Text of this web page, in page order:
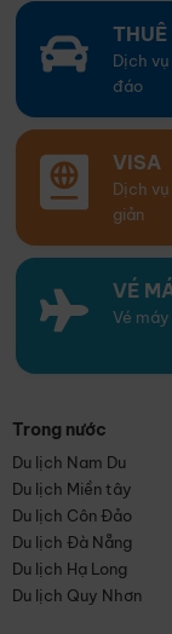
THUÊ
Dịch
đáo
VISA
Dịch
giản
VÉ
Vé
Trong nước
Du lịch Nam Du
Du lịch Miền tây
Du lịch Côn Đảo
Du lịch Đà Nẵng
Du lịch Hạ Long
Du lịch Quy Nhơn